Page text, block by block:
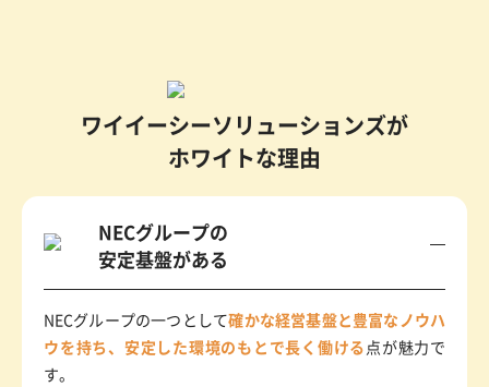
ワイイーシーソリューションズが
ホワイトな理由
NECグループの
安定基盤がある
NECグループの一つとして確かな経営基盤と豊富なノウハ
ウを持ち、安定した環境のもとで長く働ける 点が魅力で
す。